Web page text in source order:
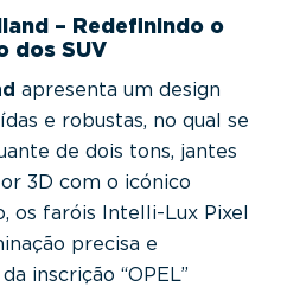
– Redefinindo o
dos SUV
apresenta um design
e robustas, no qual se
de dois tons, jantes
3D com o icónico
os faróis Intelli-Lux Pixel
precisa e
inscrição “OPEL”